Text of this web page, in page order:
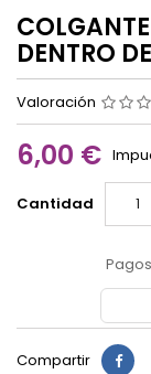
DENTRO
Valoración
6,00 €
Cantidad
Compartir